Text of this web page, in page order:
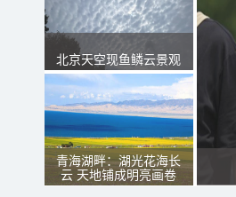
北京天空现鱼鳞云景观
青海湖畔：湖光花海长
云 天地铺成明亮画卷